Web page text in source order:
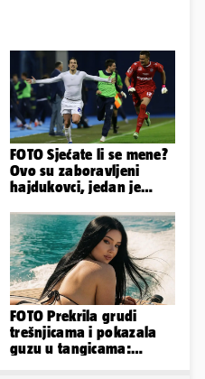
FOTO Sjećate li se mene?
Ovo su zaboravljeni
hajdukovci, jedan je
FOTO Prekrila grudi
trešnjicama i pokazala
guzu u tangicama: